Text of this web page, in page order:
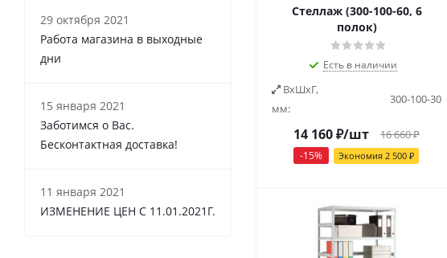
Стеллаж (300-100-60, 6
полок)
Есть в наличии
ВxШxГ,
мм:
300-100-30
14 160₽/шт 16 660₽
-15% Экономия 2 500 ₽
29 октября 2021
Работа магазина в выходные
дни
15 января 2021
Заботимся о Вас.
Бесконтактная доставка!
11 января 2021
ИЗМЕНЕНИЕ ЦЕН С 11.01.2021Г.